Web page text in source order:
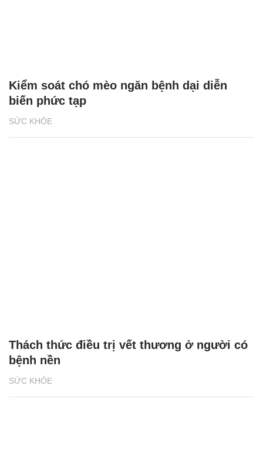
SỨC KHỎE
Kiểm soát chó mèo ngăn bệnh dại diễn
biến phức tạp
SỨC KHỎE
Thách thức điều trị vết thương ở người có
bệnh nền